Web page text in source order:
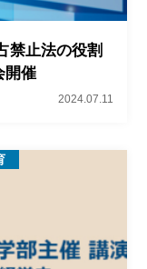
禁止法の役割
開催
2024.07.11